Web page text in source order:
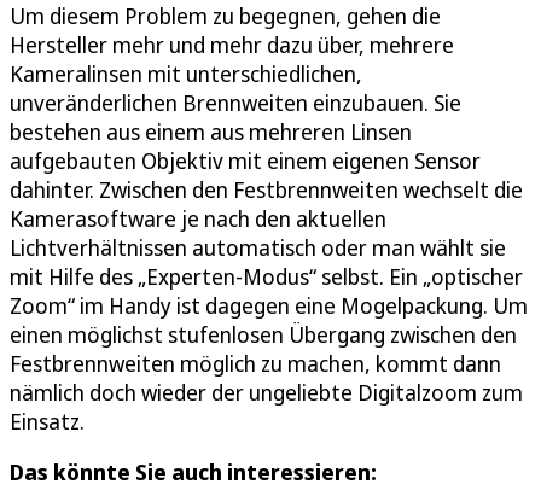
Um diesem Problem zu begegnen, gehen die
Hersteller mehr und mehr dazu über, mehrere
Kameralinsen mit unterschiedlichen,
unveränderlichen Brennweiten einzubauen. Sie
bestehen aus einem aus mehreren Linsen
aufgebauten Objektiv mit einem eigenen Sensor
dahinter. Zwischen den Festbrennweiten wechselt die
Kamerasoftware je nach den aktuellen
Lichtverhältnissen automatisch oder man wählt sie
mit Hilfe des „Experten-Modus“ selbst. Ein „optischer
Zoom“ im Handy ist dagegen eine Mogelpackung. Um
einen möglichst stufenlosen Übergang zwischen den
Festbrennweiten möglich zu machen, kommt dann
nämlich doch wieder der ungeliebte Digitalzoom zum
Einsatz.
Das könnte Sie auch interessieren: